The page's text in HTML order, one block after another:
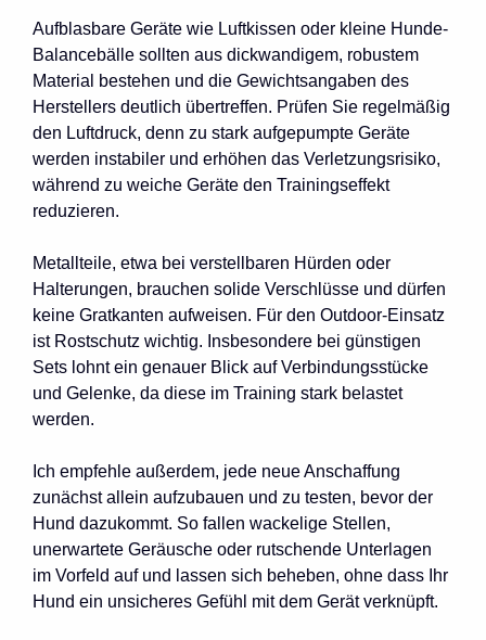
Aufblasbare Geräte wie Luftkissen oder kleine Hunde-
Balancebälle sollten aus dickwandigem, robustem
Material bestehen und die Gewichtsangaben des
Herstellers deutlich übertreffen. Prüfen Sie regelmäßig
den Luftdruck, denn zu stark aufgepumpte Geräte
werden instabiler und erhöhen das Verletzungsrisiko,
während zu weiche Geräte den Trainingseffekt
reduzieren.
Metallteile, etwa bei verstellbaren Hürden oder
Halterungen, brauchen solide Verschlüsse und dürfen
keine Gratkanten aufweisen. Für den Outdoor-Einsatz
ist Rostschutz wichtig. Insbesondere bei günstigen
Sets lohnt ein genauer Blick auf Verbindungsstücke
und Gelenke, da diese im Training stark belastet
werden.
Ich empfehle außerdem, jede neue Anschaffung
zunächst allein aufzubauen und zu testen, bevor der
Hund dazukommt. So fallen wackelige Stellen,
unerwartete Geräusche oder rutschende Unterlagen
im Vorfeld auf und lassen sich beheben, ohne dass Ihr
Hund ein unsicheres Gefühl mit dem Gerät verknüpft.